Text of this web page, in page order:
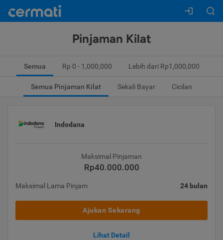
Pinjaman Kilat
Semua Rp 0 - 1,000,000 Lebih dari Rp1,000,000
Semua Pinjaman Kilat Sekali Bayar Cicilan
Indodana
Maksimal Pinjaman
Rp40.000.000
Maksimal Lama Pinjam 24 bulan
Ajukan Sekarang
Lihat Detail